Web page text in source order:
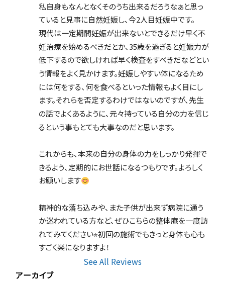
私自身もなんとなくそのうち出来るだろうなぁと思っ
ていると見事に自然妊娠し、今2人目妊娠中です。
現代は一定期間妊娠が出来ないとできるだけ早く不
妊治療を始めるべきだとか、35歳を過ぎると妊娠力が
低下するので欲しければ早く検査をすべきだなどとい
う情報をよく見かけます。妊娠しやすい体になるため
には何をする、何を食べるといった情報もよく目にし
ます。それらを否定するわけではないのですが、先生
の話でよくあるように、元々持っている自分の力を信じ
るという事もとても大事なのだと思います。
これからも、本来の自分の身体の力をしっかり発揮で
きるよう、定期的にお世話になるつもりです。よろしく
お願いします
精神的な落ち込みや、また子供が出来ず病院に通う
か迷われている方など、ぜひこちらの整体庵を一度訪
れてみてください⭐︎初回の施術でもきっと身体も心も
すごく楽になりますよ！
See All Reviews
アーカイブ